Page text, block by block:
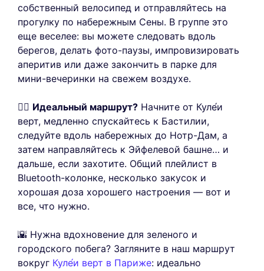
собственный велосипед и отправляйтесь на
прогулку по набережным Сены. В группе это
еще веселее: вы можете следовать вдоль
берегов, делать фото-паузы, импровизировать
аперитив или даже закончить в парке для
мини-вечеринки на свежем воздухе.
🚴‍♀️ Идеальный маршрут? Начните от Куле́и
верт, медленно спускайтесь к Бастилии,
следуйте вдоль набережных до Нотр-Дам, а
затем направляйтесь к Эйфелевой башне… и
дальше, если захотите. Общий плейлист в
Bluetooth-колонке, несколько закусок и
хорошая доза хорошего настроения — вот и
все, что нужно.
🌇 Нужна вдохновение для зеленого и
городского побега? Загляните в наш маршрут
вокруг Куле́и верт в Париже: идеально